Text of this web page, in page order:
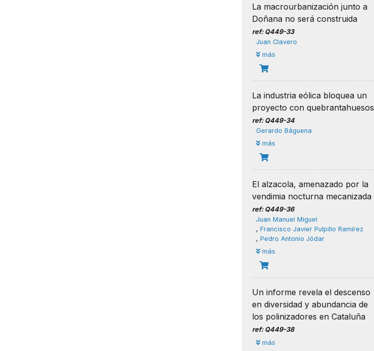
La macrourbanización junto a
Doñana no será construida
ref: Q449-33
Juan Clavero
más
La industria eólica bloquea un
proyecto con quebrantahuesos
ref: Q449-34
Gerardo Báguena
más
El alzacola, amenazado por la
vendimia nocturna mecanizada
ref: Q449-36
Juan Manuel Miguel
,Francisco Javier Pulpillo Ramírez
,Pedro Antonio Jódar
más
Un informe revela el descenso
en diversidad y abundancia de
los polinizadores en Cataluña
ref: Q449-38
más